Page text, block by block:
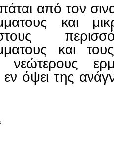
από τον
και
και
εν όψει της